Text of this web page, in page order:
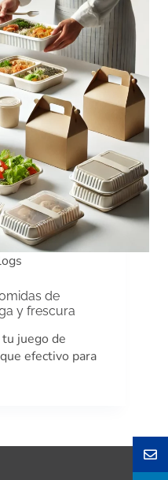
de
y frescura
juego de
efectivo para